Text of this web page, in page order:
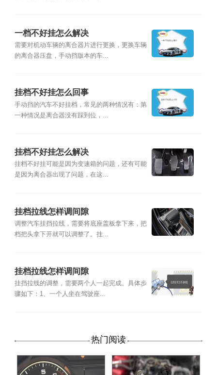
一档不好挂怎么解决
需要对机动车辆的离合器片进行更换，更换车辆
的离合器压盘，手动挡版本的车...
挂档不好挂怎么回事
手动挡的汽车不好挂档，常见的两种情况有：第
一种情况是离合器没有踩到位，...
挂档不好挂怎么解决
挂档不好挂可能是因为变速箱的问题，还有可能
是因为离合器出现了问题，在这...
挂档拉线怎样调间隙
调整汽车挂挡拉线，需要将底座盖板拿下来，把
档把头拿下开就可以调整了。挂...
挂档拉线怎样调间隙
挂挡拉线的调整，需要两个人一起完成。具体步
骤如下：1、一个人坐在驾驶座...
热门阅读